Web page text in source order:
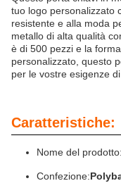
tuo logo personalizzato
resistente e alla moda
metallo di alta qualità
è di 500 pezzi e la
personalizzato, questo
per le vostre esigenze
Caratteristiche:
Nome del prodotto:
Confezione: